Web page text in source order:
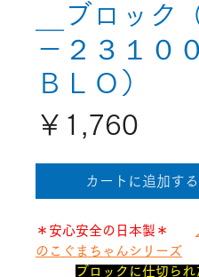
＿ブロック
－２３１０
ＢＬＯ）
￥1,760
格
カートに追加する
＊安心安全の日本製＊
のこぐまちゃんシリーズ
ブロックに仕切られ